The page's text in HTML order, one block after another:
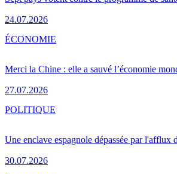
24.07.2026
Merci la Chine : elle a sauvé l’économie
27.07.2026
ÉCONOMIE
Une enclave espagnole dépassée par l'afflux
30.07.2026
POLITIQUE